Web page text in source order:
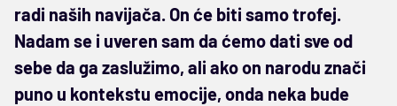
radi naših navijača. On će biti samo trofej.
Nadam se i uveren sam da ćemo dati sve od
sebe da ga zaslužimo, ali ako on narodu znači
puno u kontekstu emocije, onda neka bude